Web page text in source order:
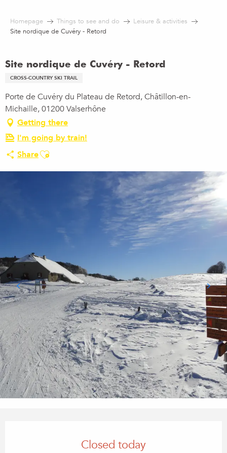
contenu
Homepage Things to see and do
Leisure & activities
Site nordique de Cuvéry - Retord
Site nordique de Cuvéry - Retord
CROSS-COUNTRY SKI TRAIL
Porte de Cuvéry du Plateau de Retord, Châtillon-en-
Michaille, 01200 Valserhône
Getting there
I'm going by train!
ShareAjouter aux favoris
Closed today